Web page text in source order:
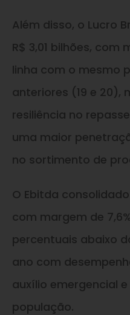
Além disso, o Lucro
R$ 3,01 bilhões, com
linha com o mesmo
anteriores (19 e 20),
resiliência no
uma maior
no sortimento de
O Ebitda
com margem de
percentuais abaixo
ano com
auxílio emergencial
população.